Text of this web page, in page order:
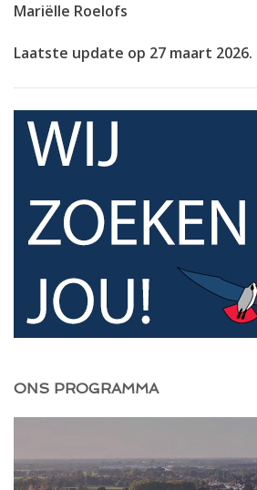
Mariëlle Roelofs
Laatste update op 27 maart 2026.
ONS PROGRAMMA